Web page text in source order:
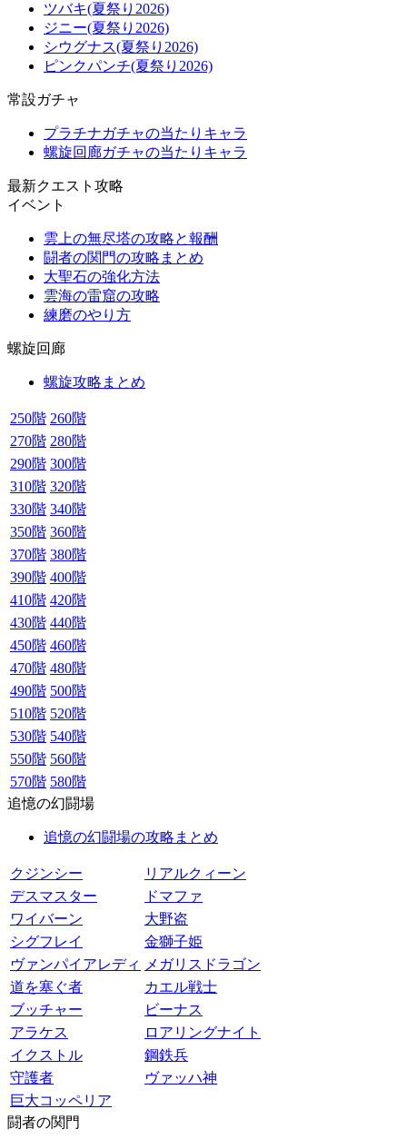
ツバキ(夏祭り2026)
ジニー(夏祭り2026)
シウグナス(夏祭り2026)
ピンクパンチ(夏祭り2026)
常設ガチャ
プラチナガチャの当たりキャラ
螺旋回廊ガチャの当たりキャラ
最新クエスト攻略
イベント
雲上の無尽塔の攻略と報酬
闘者の関門の攻略まとめ
大聖石の強化方法
雲海の雷窟の攻略
練磨のやり方
螺旋回廊
螺旋攻略まとめ
250階 260階
270階 280階
290階 300階
310階 320階
330階 340階
350階 360階
370階 380階
390階 400階
410階 420階
430階 440階
450階 460階
470階 480階
490階 500階
510階 520階
530階 540階
550階 560階
570階 580階
追憶の幻闘場
追憶の幻闘場の攻略まとめ
クジンシー
リアルクィーン
デスマスター
ドマファ
ワイバーン
大野盗
シグフレイ
金獅子姫
ヴァンパイアレディ
メガリスドラゴン
道を塞ぐ者
カエル戦士
ブッチャー
ビーナス
アラケス
ロアリングナイト
イクストル
鋼鉄兵
守護者
ヴァッハ神
巨大コッペリア
闘者の関門